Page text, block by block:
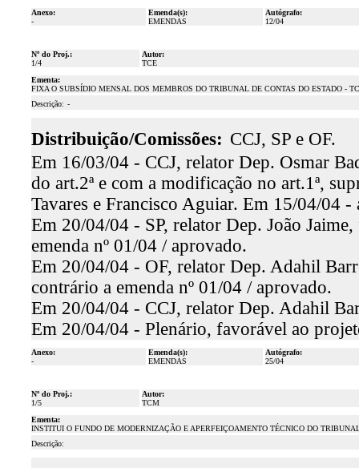
Anexo:
-
Emenda(s):
EMENDAS
Autógrafo:
12/04
Nº do Proj.:
1/4
Autor:
TCE
Ementa:
FIXA O SUBSÍDIO MENSAL DOS MEMBROS DO TRIBUNAL DE CONTAS DO ESTADO -
Descrição: -
Distribuição/Comissões: CCJ, SP e OF.
Em 16/03/04 - CCJ, relator Dep. Osmar
do art.2ª e com a modificação no art.1ª,
Tavares e Francisco Aguiar. Em 15/04/04 -
Em 20/04/04 - SP, relator Dep. João
emenda nº 01/04 / aprovado.
Em 20/04/04 - OF, relator Dep. Adahil
contrário a emenda nº 01/04 / aprovado.
Em 20/04/04 - CCJ, relator Dep. Adahil
Em 20/04/04 - Plenário, favorável ao
Anexo:
-
Emenda(s):
EMENDAS
Autógrafo:
25/04
Nº do Proj.:
1/5
Autor:
TCM
Ementa:
INSTITUI O FUNDO DE MODERNIZAÇÃO E APERFEIÇOAMENTO TÉCNICO DO
Descrição: